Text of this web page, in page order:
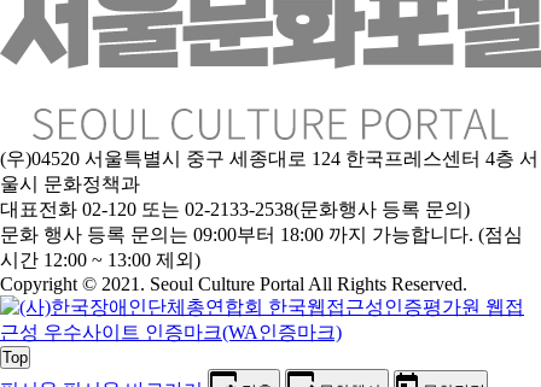
(우)04520 서울특별시 중구 세종대로 124 한국프레스센터 4층 서
울시 문화정책과
대표전화 02-120 또는 02-2133-2538(문화행사 등록 문의)
문화 행사 등록 문의는 09:00부터 18:00 까지 가능합니다. (점심
시간 12:00 ~ 13:00 제외)
Copyright © 2021. Seoul Culture Portal All Rights Reserved.
Top